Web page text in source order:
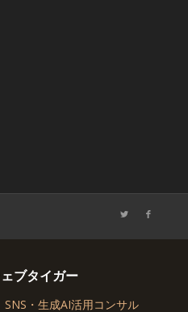
ブタイガー
SNS・生成AI活用コンサル